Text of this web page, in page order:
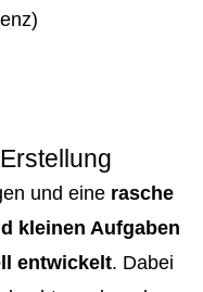
und eine rasche
kleinen Aufgaben
entwickelt. Dabei